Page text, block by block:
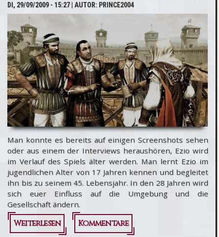
bisschen
haben...
DI, 29/09/2009 - 15:27| AUTOR: PRINCE2004
Man konnte es bereits auf einigen Screenshots sehen
oder aus einem der Interviews heraushören, Ezio wird
im Verlauf des Spiels älter werden. Man lernt Ezio im
jugendlichen Alter von 17 Jahren kennen und begleitet
ihn bis zu seinem 45. Lebensjahr. In den 28 Jahren wird
sich euer Einfluss auf die Umgebung und die
Gesellschaft ändern.
Weiterlesen
über
Kommentare